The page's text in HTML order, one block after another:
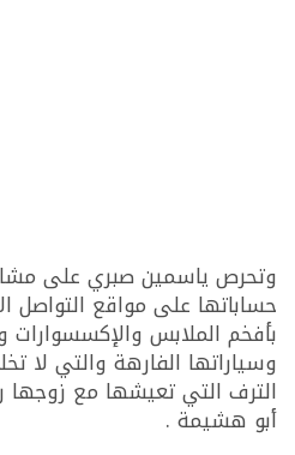
وتحرص ياسمين صبري على
حساباتها على مواقع التواصل
بأفخم الملابس والإكسسوارات
وسياراتها الفارهة والتي لا
الترف التي تعيشها مع زوجها
أبو هشيمة .